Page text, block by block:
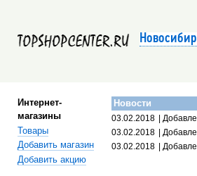
Интернет-
магазины
Товары
Добавить магазин
Добавить акцию
Новости
03.02.2018 |
03.02.2018
|
03.02.2018
|